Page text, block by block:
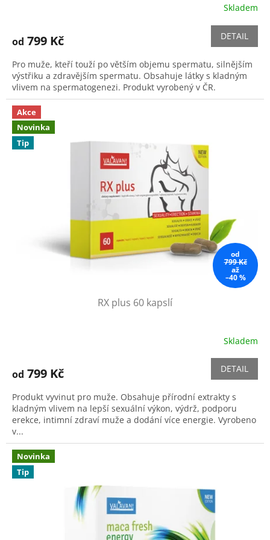
je
z
5
hvězdiček.
Skladem
od 799 Kč DETAIL
Pro muže, kteří touží po větším objemu spermatu, silnějším
výstřiku a zdravějším spermatu. Obsahuje látky s kladným
vlivem na spermatogenezi. Produkt vyrobený v ČR.
Akce
Novinka
Tip
od
799 Kč
až
–40 %
RX plus 60 kapslí
je
z
5
hvězdiček.
Skladem
od 799 Kč DETAIL
Produkt vyvinut pro muže. Obsahuje přírodní extrakty s
kladným vlivem na lepší sexuální výkon, výdrž, podporu
erekce, intimní zdraví muže a dodání více energie. Vyrobeno
v...
Novinka
Tip